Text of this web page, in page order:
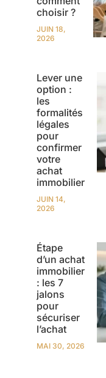
choisir ?
JUIN 18,
2026
Lever une
option :
les
formalités
légales
pour
confirmer
votre
achat
immobilier
JUIN 14,
2026
Étape
d’un achat
immobilier
: les 7
jalons
pour
sécuriser
l’achat
MAI 30, 2026